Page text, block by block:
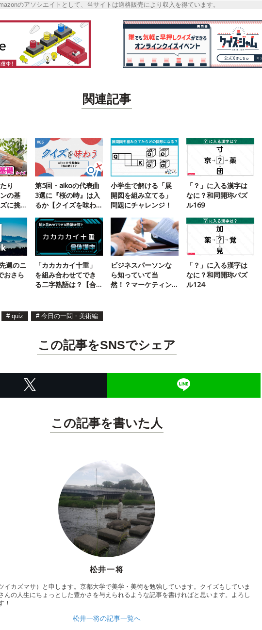
のアソシエイトとして、当サイトは適格販売により収入を得ています。
関連記事
り
の基
に挑
第5回・aikoの代表曲
3選に『桜の時』は入
るか【クイズを味わ
小学生で解ける「展
開図を組み立てる」
問題にチャレンジ！
「？」に入る漢字は
なに？和同開珎パズ
ル169
週のニ
おさら
「カカカカイ十重」
を組み合わせてでき
る二字熟語は？【合
ビジネスパーソンな
ら知っていて当
然！？マーケティン
「？」に入る漢字は
なに？和同開珎パズ
ル124
# quiz # 今日の一問・美術編
この記事をSNSでシェア
この記事を書いた人
松井一将
イカズマサ）と申します。京都大学で美学・美術を勉強しています。クイズもしていま
んの人生にちょっとした豊かさを与えられるような記事を書ければと思います。よろし
！
松井一将の記事一覧へ